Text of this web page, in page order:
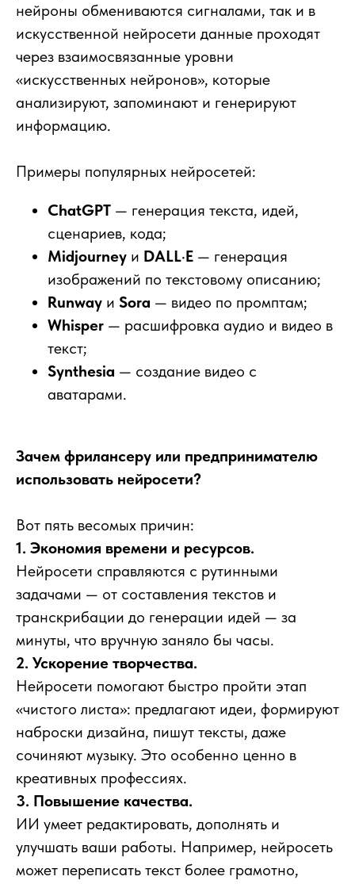
нейроны обмениваются сигналами, так и в
искусственной нейросети данные проходят
через взаимосвязанные уровни
«искусственных нейронов», которые
анализируют, запоминают и генерируют
информацию.
Примеры популярных нейросетей:
ChatGPT — генерация текста, идей,
сценариев, кода;
Midjourney и DALL·E — генерация
изображений по текстовому описанию;
Runway и Sora — видео по промптам;
Whisper — расшифровка аудио и видео в
текст;
Synthesia — создание видео с
аватарами.
Зачем фрилансеру или предпринимателю
использовать нейросети?
Вот пять весомых причин:
1. Экономия времени и ресурсов.
Нейросети справляются с рутинными
задачами — от составления текстов и
транскрибации до генерации идей — за
минуты, что вручную заняло бы часы.
2. Ускорение творчества.
Нейросети помогают быстро пройти этап
«чистого листа»: предлагают идеи, формируют
наброски дизайна, пишут тексты, даже
сочиняют музыку. Это особенно ценно в
креативных профессиях.
3. Повышение качества.
ИИ умеет редактировать, дополнять и
улучшать ваши работы. Например, нейросеть
может переписать текст более грамотно,